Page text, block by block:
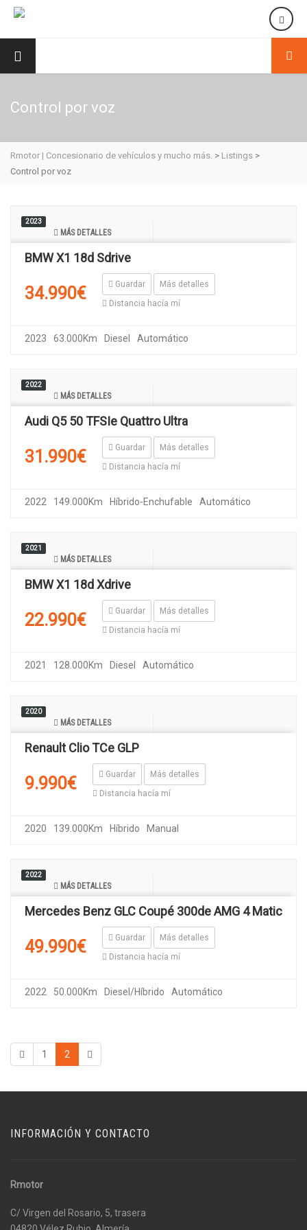
Control por voz
Rmotor | Concesionario de vehículos y mucho más. > Listings >
Control por voz
2023
MÁS DETALLES
BMW X1 18d Sdrive
34.990€ Guardar
Más detalles
Distancia hacía mí
2023 63.000Km Diesel Automático
2022
MÁS DETALLES
Audi Q5 50 TFSIe Quattro Ultra
31.990€ Guardar
Más detalles
Distancia hacía mí
2022 149.000Km Híbrido-Enchufable Automático
2021
MÁS DETALLES
BMW X1 18d Xdrive
22.990€ Guardar
Más detalles
Distancia hacía mí
2021 128.000Km Diesel Automático
2020
MÁS DETALLES
Renault Clio TCe GLP
9.990€ Guardar
Más detalles
Distancia hacía mí
2020 139.000Km Híbrido Manual
2022
MÁS DETALLES
Mercedes Benz GLC Coupé 300de AMG 4 Matic
49.990€ Guardar
Más detalles
Distancia hacía mí
2022 50.000Km Diesel/Híbrido Automático
1 2
INFORMACIÓN Y CONTACTO
Rmotor
C/ Virgen del Rosario, 5, trasera